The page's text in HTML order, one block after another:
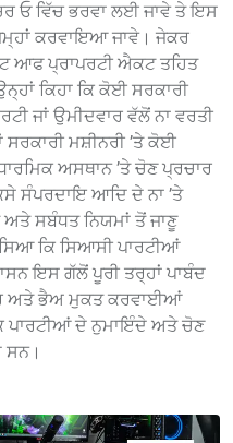
ਓ ਵਿੱਚ ਭਰਵਾ ਲਈ ਜਾਵੇ ਤੇ ਇਸ
ਕਰਵਾਇਆ ਜਾਵੇ। ਜੇਕਰ
ਆਫ ਪ੍ਰਾਪਰਟੀ ਐਕਟ ਤਹਿਤ
ਕਿਹਾ ਕਿ ਕੋਈ ਸਰਕਾਰੀ
ਜਾਂ ਉਮੀਦਵਾਰ ਵੱਲੋਂ ਨਾ ਵਰਤੀ
ਸਰਕਾਰੀ ਮਸ਼ੀਨਰੀ ’ਤੇ ਕੋਈ
ਅਸਥਾਨ ’ਤੇ ਚੋਣ ਪ੍ਰਚਾਰ
ਸੰਪਰਦਾਇ ਆਦਿ ਦੇ ਨਾ ’ਤੇ
ਅਤੇ ਸਬੰਧਤ ਨਿਯਮਾਂ ਤੋਂ ਜਾਣੂ
ਕਿ ਸਿਆਸੀ ਪਾਰਟੀਆਂ
ਇਸ ਗੱਲੋਂ ਪੂਰੀ ਤਰ੍ਹਾਂ ਪਾਬੰਦ
ਅਤੇ ਭੈਅ ਮੁਕਤ ਕਰਵਾਈਆਂ
ਪਾਰਟੀਆਂ ਦੇ ਨੁਮਾਇੰਦੇ ਅਤੇ ਚੋਣ
ਸਨ।